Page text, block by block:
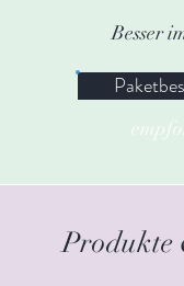
Besser
Produkte